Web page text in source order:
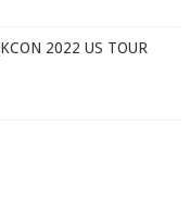
2022 US TOUR